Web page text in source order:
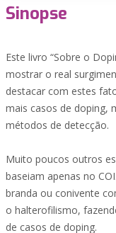
Sinopse
Este livro “Sobre o
mostrar o real
destacar com estes
mais casos de doping,
métodos de detecção.
Muito poucos outros
baseiam apenas no
branda ou conivente
o halterofilismo,
de casos de doping.